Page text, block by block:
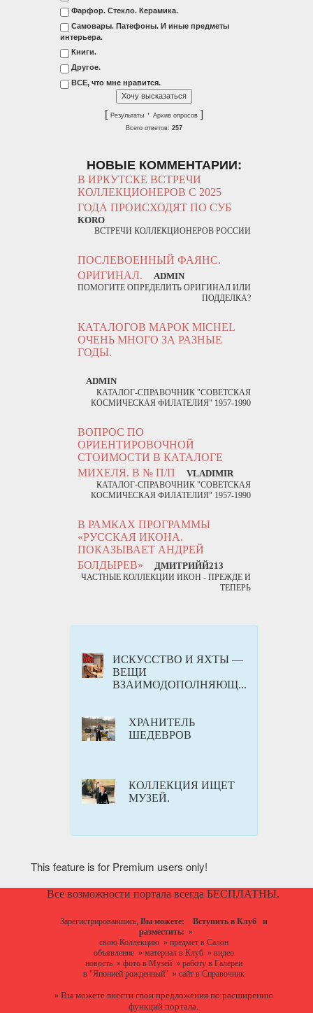
Фарфор. Стекло. Керамика.
Самовары. Патефоны. И иные предметы
интерьера.
Книги.
Другое.
ВСЕ, что мне нравится.
[ Результаты· Архив опросов]
Всего ответов: 257
НОВЫЕ КОММЕНТАРИИ:
В ИРКУТСКЕ ВСТРЕЧИ
КОЛЛЕКЦИОНЕРОВ С 2025
ГОДА ПРОИСХОДЯТ ПО СУБ
KORO
ВСТРЕЧИ КОЛЛЕКЦИОНЕРОВ РОССИИ
ПОСЛЕВОЕННЫЙ ФАЯНС.
ОРИГИНАЛ.
ADMIN
ПОМОГИТЕ ОПРЕДЕЛИТЬ ОРИГИНАЛ ИЛИ
ПОДДЕЛКА?
КАТАЛОГОВ МАРОК MICHEL
ОЧЕНЬ МНОГО ЗА РАЗНЫЕ
ГОДЫ.
ADMIN
КАТАЛОГ-СПРАВОЧНИК "СОВЕТСКАЯ
КОСМИЧЕСКАЯ ФИЛАТЕЛИЯ" 1957-1990
ВОПРОС ПО
ОРИЕНТИРОВОЧНОЙ
СТОИМОСТИ В КАТАЛОГЕ
МИХЕЛЯ. В № П/П
VLADIMIR
КАТАЛОГ-СПРАВОЧНИК "СОВЕТСКАЯ
КОСМИЧЕСКАЯ ФИЛАТЕЛИЯ" 1957-1990
В РАМКАХ ПРОГРАММЫ
«РУССКАЯ ИКОНА.
ПОКАЗЫВАЕТ АНДРЕЙ
БОЛДЫРЕВ»
ДМИТРИЙЙ213
ЧАСТНЫЕ КОЛЛЕКЦИИ ИКОН - ПРЕЖДЕ И
ТЕПЕРЬ
ИСКУССТВО И ЯХТЫ —
ВЕЩИ
ВЗАИМОДОПОЛНЯЮЩ...
ХРАНИТЕЛЬ
ШЕДЕВРОВ
КОЛЛЕКЦИЯ ИЩЕТ
МУЗЕЙ.
This feature is for Premium users only!
Все возможности портала всегда БЕСПЛАТНЫ.
Зарегистрировавшись, Вы можете: Вступить в Клуб
и
разместить: »
свою Коллекцию» предмет в Салон
объявление» материал в Клуб» видео
новость» фото в Музей» работу в Галереи
в "Японией рожденный" » сайт в Справочник
» Вы можете внести свои предложенияпо расширению
функций портала.